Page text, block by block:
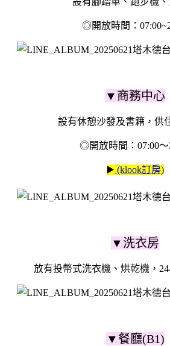
◎開放時間：
▼商務中心
設有休憩沙發及書籍，供
◎開放時間：07:00～
▶️ (klook訂房)
▼洗衣房
放有投幣式洗衣機、烘乾機，
▼餐廳(B1)